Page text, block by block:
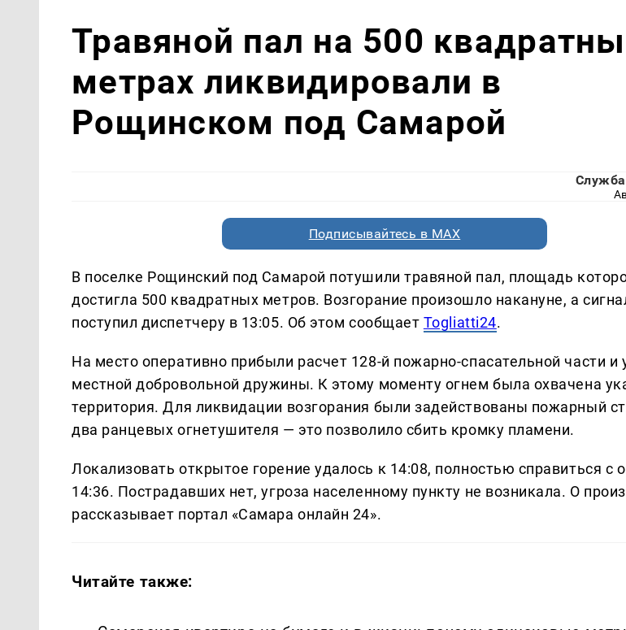
Травяной пал на 500
метрах ликвидировали в
Рощинском под Самарой
Подписывайтесь в MAX
В поселке Рощинский под Самарой потушили травяной пал, площадь
достигла 500 квадратных метров. Возгорание произошло накануне, а
поступил диспетчеру в 13:05. Об этом сообщает Togliatti24.
На место оперативно прибыли расчет 128-й пожарно-спасательной части и
местной добровольной дружины. К этому моменту огнем была охвачена
территория. Для ликвидации возгорания были задействованы пожарный
два ранцевых огнетушителя — это позволило сбить кромку пламени.
Локализовать открытое горение удалось к 14:08, полностью справиться с
14:36. Пострадавших нет, угроза населенному пункту не возникала. О
рассказывает портал «Самара онлайн 24».
Читайте также: